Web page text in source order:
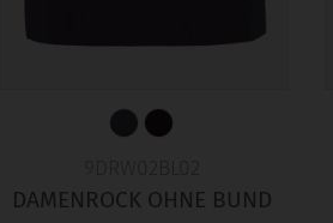
DAMENROCK OHNE BUND